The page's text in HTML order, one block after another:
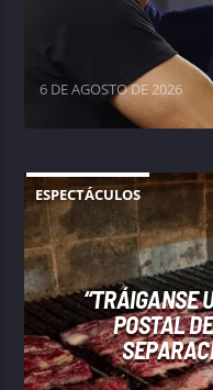
6 DE AGOSTO DE 2026
ESPECTÁCULOS
“TRÁIGANSE
POSTAL